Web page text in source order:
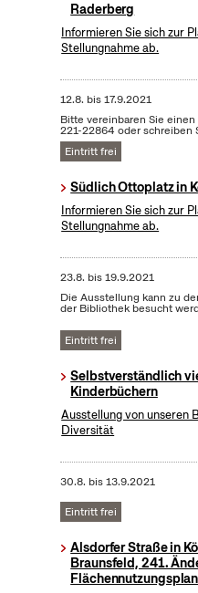
Raderberg
Informieren Sie sich zur
Stellungnahme ab.
12.8. bis17.9.2021
Bitte vereinbaren Sie
221-22864 oder schreiben
Eintritt frei
Südlich Ottoplatz in
Informieren Sie sich zur
Stellungnahme ab.
23.8. bis19.9.2021
Die Ausstellung kann zu
der Bibliothek besucht
Eintritt frei
Selbstverständlich
Kinderbüchern
Ausstellung von unseren
Diversität
30.8. bis13.9.2021
Eintritt frei
Alsdorfer Straße in
Braunsfeld, 241.